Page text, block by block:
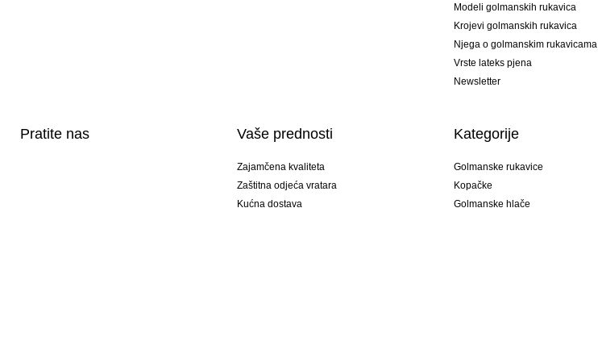
Modeli golmanskih rukavica
Krojevi golmanskih rukavica
Njega o golmanskim rukavicama
Vrste lateks pjena
Newsletter
Pratite nas Vaše prednosti
Zajamčena kvaliteta
Zaštitna odjeća vratara
Kućna dostava
Kategorije
Golmanske rukavice
Kopačke
Golmanske hlače